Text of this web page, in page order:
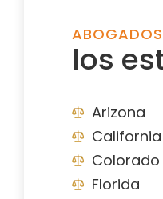
ABOGADOS
los
Arizona
California
Colorado
Florida